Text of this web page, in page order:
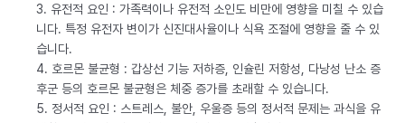
3. 유전적 요인 : 가족력이나 유전적 소인도 비만에 영향을 미칠 수 있습
니다. 특정 유전자 변이가 신진대사율이나 식욕 조절에 영향을 줄 수 있
습니다.
4. 호르몬 불균형 : 갑상선 기능 저하증, 인슐린 저항성, 다낭성 난소 증
후군 등의 호르몬 불균형은 체중 증가를 초래할 수 있습니다.
5. 정서적 요인 : 스트레스, 불안, 우울증 등의 정서적 문제는 과식을 유